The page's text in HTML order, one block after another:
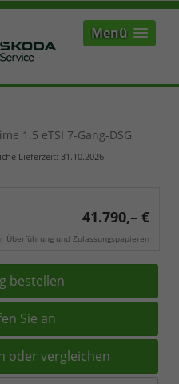
Menü
1.5 eTSI 7-Gang-DSG
Lieferzeit: 31.10.2026
41.790,– €
Überführung und Zulassungspapieren
bestellen
Sie an
oder vergleichen